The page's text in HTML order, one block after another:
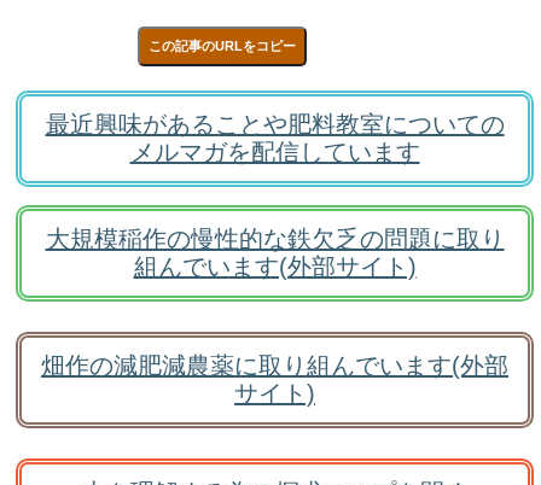
この記事のURLをコピー
最近興味があることや肥料教室についての
メルマガを配信しています
大規模稲作の慢性的な鉄欠乏の問題に取り
組んでいます(外部サイト)
畑作の減肥減農薬に取り組んでいます(外部
サイト)